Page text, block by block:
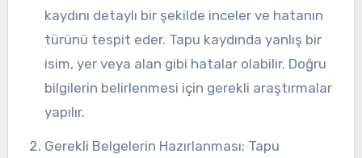
kaydını detaylı bir şekilde inceler ve hatanın
türünü tespit eder. Tapu kaydında yanlış bir
isim, yer veya alan gibi hatalar olabilir. Doğru
bilgilerin belirlenmesi için gerekli araştırmalar
yapılır.
Gerekli Belgelerin Hazırlanması: Tapu